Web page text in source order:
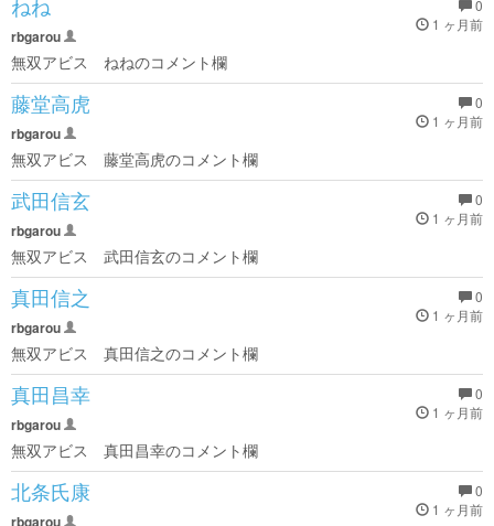
0
1 ヶ月前
rbgarou
無双アビス ねねのコメント欄
0
1 ヶ月前
藤堂高虎
rbgarou
無双アビス 藤堂高虎のコメント欄
0
1 ヶ月前
武田信玄
rbgarou
無双アビス 武田信玄のコメント欄
0
1 ヶ月前
真田信之
rbgarou
無双アビス 真田信之のコメント欄
0
1 ヶ月前
真田昌幸
rbgarou
無双アビス 真田昌幸のコメント欄
0
1 ヶ月前
北条氏康
rbgarou